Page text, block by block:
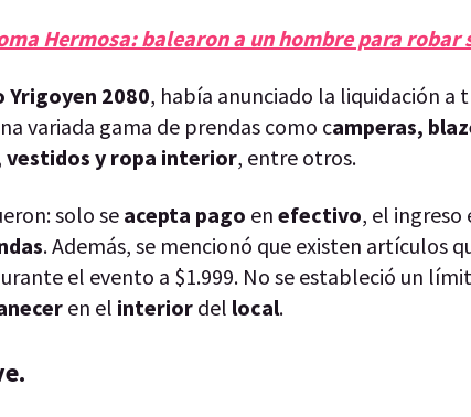
Hermosa: balearon a un hombre para robar
2080, había anunciado la liquidación a
variada gama de prendas como camperas,
vestidos y ropa interior, entre otros.
solo seacepta pago en efectivo, el ingreso
. Además, se mencionó que existen artículos
el evento a $1.999. No se estableció un
en el interior del local.